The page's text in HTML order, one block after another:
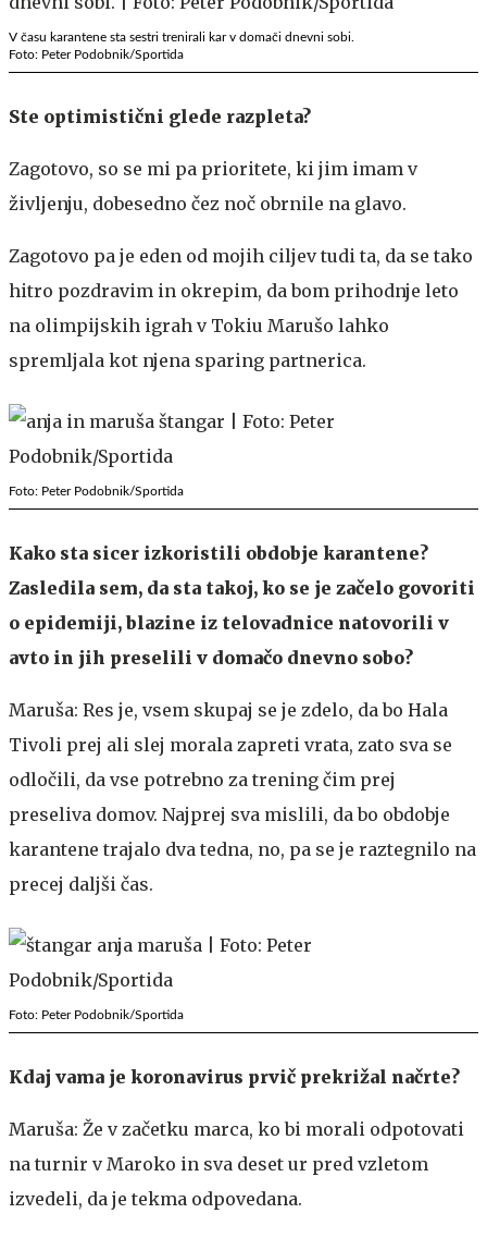
V času karantene sta sestri trenirali kar v domači dnevni sobi.
Foto: Peter Podobnik/Sportida
Ste optimistični glede razpleta?
Zagotovo, so se mi pa prioritete, ki jim imam v
življenju, dobesedno čez noč obrnile na glavo.
Zagotovo pa je eden od mojih ciljev tudi ta, da se tako
hitro pozdravim in okrepim, da bom prihodnje leto
na olimpijskih igrah v Tokiu Marušo lahko
spremljala kot njena sparing partnerica.
Foto: Peter Podobnik/Sportida
Kako sta sicer izkoristili obdobje karantene?
Zasledila sem, da sta takoj, ko se je začelo govoriti
o epidemiji, blazine iz telovadnice natovorili v
avto in jih preselili v domačo dnevno sobo?
Maruša: Res je, vsem skupaj se je zdelo, da bo Hala
Tivoli prej ali slej morala zapreti vrata, zato sva se
odločili, da vse potrebno za trening čim prej
preseliva domov. Najprej sva mislili, da bo obdobje
karantene trajalo dva tedna, no, pa se je raztegnilo na
precej daljši čas.
Foto: Peter Podobnik/Sportida
Kdaj vama je koronavirus prvič prekrižal načrte?
Maruša: Že v začetku marca, ko bi morali odpotovati
na turnir v Maroko in sva deset ur pred vzletom
izvedeli, da je tekma odpovedana.